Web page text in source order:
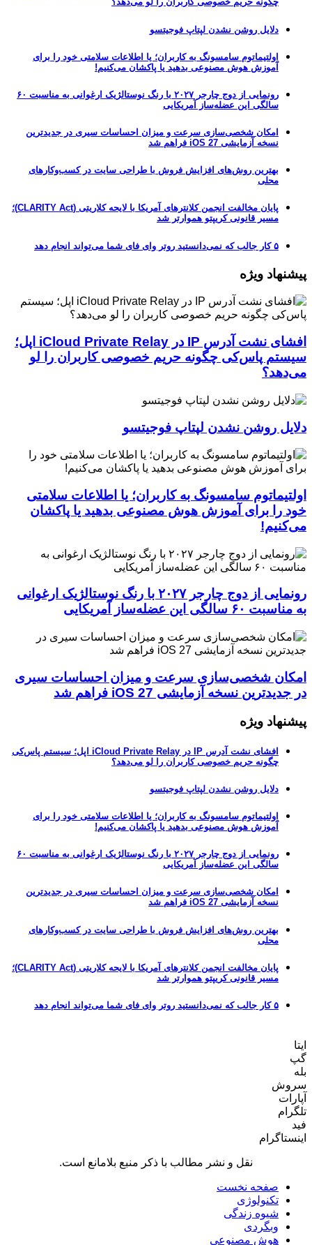
دلایل روشن نشدن لپتاپ فوجیتسو
اولتیماتوم سامسونگ به کاربران؛ یا اطلاعات سلامتی خود را برای
آموزش هوش مصنوعی بدهید یا پاکشان می‌کنیم!
رونمایی از دوج چارجر ۲۰۲۷ با رنگ نوستالژیک ارغوانی به مناسبت ۶۰
سالگی این عضله‌ساز آمریکایی
امکان شخصی‌سازی سرعت و میزان احساسات سیری در جدیدترین
نسخه آزمایشی iOS 27 فراهم شد
بهترین روش‌های افزایش فروش با طراحی سایت در کسب‌وکارهای
محلی
پایان مخالفت انجمن کلانترهای آمریکا با لایحه کلاریتی (CLARITY Act)؛
مسیر قانونی کریپتو هموارتر شد
۵ کار جالب که نمی‌دانستید روتر وای فای شما می‌تواند انجام دهد
پیشنهاد ویژه
افشای نشت آدرس IP در iCloud Private Relay اپل؛
سیستم پاس‌کی چگونه حریم خصوصی کاربران را لو
می‌دهد؟
دلایل روشن نشدن لپتاپ فوجیتسو
اولتیماتوم سامسونگ به کاربران؛ یا اطلاعات سلامتی
خود را برای آموزش هوش مصنوعی بدهید یا پاکشان
می‌کنیم!
رونمایی از دوج چارجر ۲۰۲۷ با رنگ نوستالژیک ارغوانی
به مناسبت ۶۰ سالگی این عضله‌ساز آمریکایی
امکان شخصی‌سازی سرعت و میزان احساسات سیری
در جدیدترین نسخه آزمایشی iOS 27 فراهم شد
پیشنهاد ویژه
افشای نشت آدرس IP در iCloud Private Relay اپل؛ سیستم پاس‌کی
چگونه حریم خصوصی کاربران را لو می‌دهد؟
دلایل روشن نشدن لپتاپ فوجیتسو
اولتیماتوم سامسونگ به کاربران؛ یا اطلاعات سلامتی خود را برای
آموزش هوش مصنوعی بدهید یا پاکشان می‌کنیم!
رونمایی از دوج چارجر ۲۰۲۷ با رنگ نوستالژیک ارغوانی به مناسبت ۶۰
سالگی این عضله‌ساز آمریکایی
امکان شخصی‌سازی سرعت و میزان احساسات سیری در جدیدترین
نسخه آزمایشی iOS 27 فراهم شد
بهترین روش‌های افزایش فروش با طراحی سایت در کسب‌وکارهای
محلی
پایان مخالفت انجمن کلانترهای آمریکا با لایحه کلاریتی (CLARITY Act)؛
مسیر قانونی کریپتو هموارتر شد
۵ کار جالب که نمی‌دانستید روتر وای فای شما می‌تواند انجام دهد
ایتا
گپ
بله
سروش
آپارات
تلگرام
فید
اینستاگرام
نقل و نشر مطالب با ذکر منبع بلامانع است.
صفحه نخست
تکنولوژی
شیوه زندگی
وبگردی
هوش مصنوعی